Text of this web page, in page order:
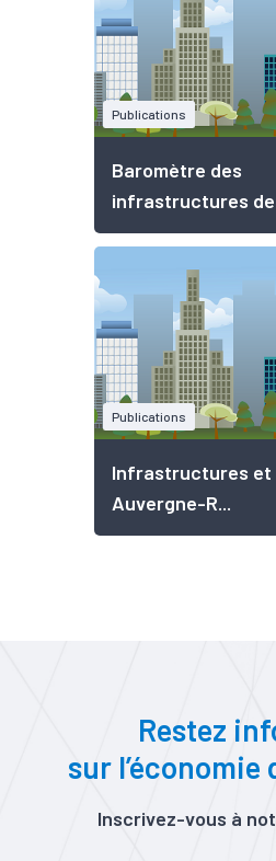
Publications
Baromètre des
infrastructures de
Publications
Infrastructures et
Auvergne-R...
Restez
sur l’économie
Inscrivez-vous à